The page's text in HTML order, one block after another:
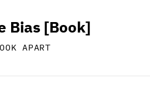
Bias [Book]
APART